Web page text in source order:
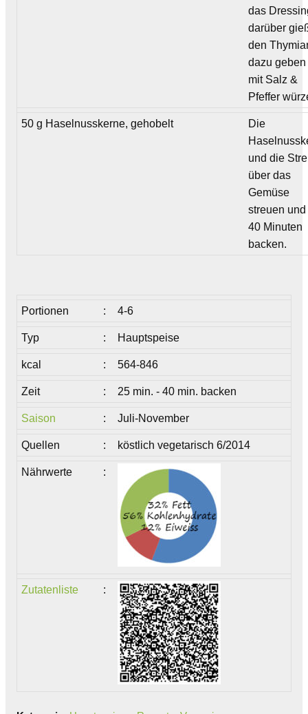
das
darüber
den
dazu
mit Salz &
Pfeffer
50 g Haselnusskerne, gehobelt
Die
und die
über das
Gemüse
streuen und
40 Minuten
backen.
Portionen : 4-6
Typ : Hauptspeise
kcal : 564-846
Zeit : 25 min. - 40 min. backen
Saison : Juli-November
Quellen : köstlich vegetarisch 6/2014
Nährwerte :
Zutatenliste :